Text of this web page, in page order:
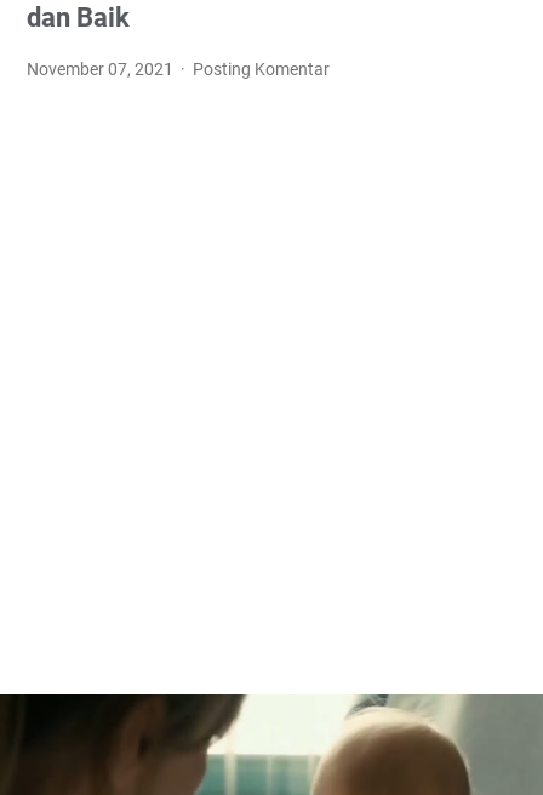
dan Baik
November 07, 2021 Posting Komentar